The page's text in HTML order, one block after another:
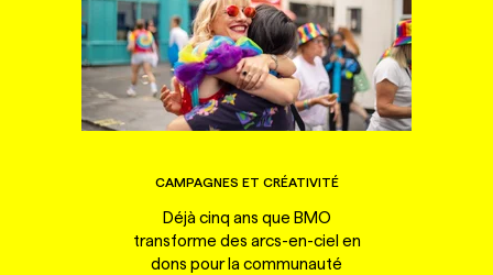
CAMPAGNES ET CRÉATIVITÉ
Déjà cinq ans que BMO
transforme des arcs-en-ciel en
dons pour la communauté